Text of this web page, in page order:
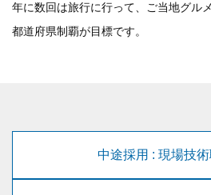
年に数回は旅行に行って、ご当地グル
都道府県制覇が目標です。
中途採用 : 現場技